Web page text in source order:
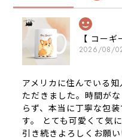
2026/08/
アメリカに住んでいる
ただきました。時間が
らず、本当に丁寧な包
す。 とても可愛くて気
引き続きよろしくお願い